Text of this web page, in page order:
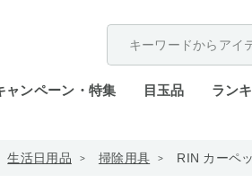
ャンペーン・特集 目玉品 ラン
生活日用品 掃除用具 RIN カーペ